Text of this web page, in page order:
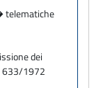
telematiche
dei
633/1972